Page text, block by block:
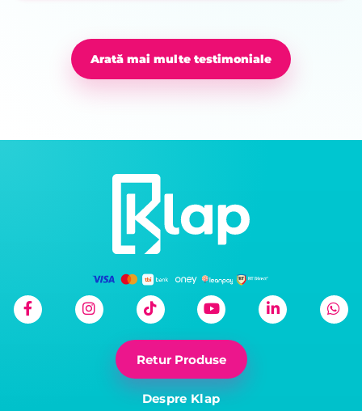
Arată mai multe testimoniale
Retur Produse
Despre Klap